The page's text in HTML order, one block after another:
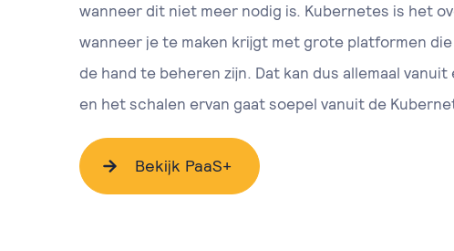
wanneer dit niet meer nodig is. Kubernetes is het
wanneer je te maken krijgt met grote platformen
de hand te beheren zijn. Dat kan dus allemaal
en het schalen ervan gaat soepel vanuit de
Bekijk PaaS+